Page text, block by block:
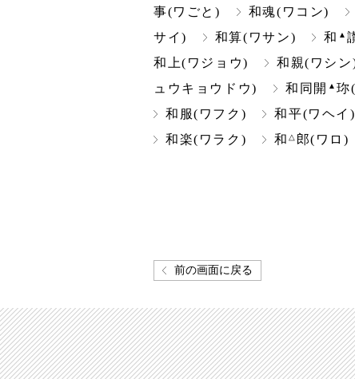
事(ワごと)
和魂(ワコン)
サイ)
和算(ワサン) 和 ▲
和上(ワジョウ)
和親(ワシン
ュウキョウドウ)
和同開 ▲珎
和服(ワフク)
和平(ワヘイ)
和楽(ワラク)
和 △ 郎(ワロ)
前の画面に戻る